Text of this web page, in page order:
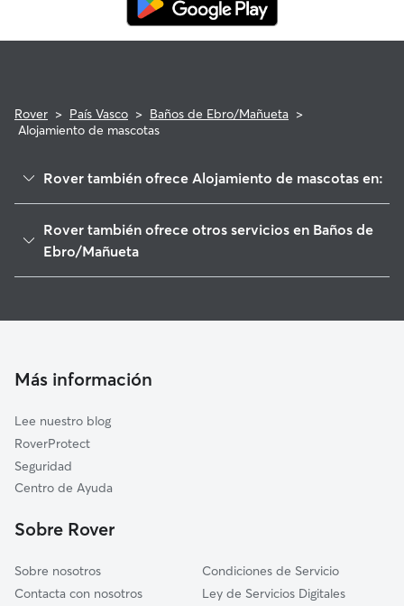
Rover > País Vasco > Baños de Ebro/Mañueta >
Alojamiento de mascotas
Rover también ofrece Alojamiento de mascotas en:
San Asensio
Cenicero
Laguardia
Uruñuela
Lapuebla de Labarca
Rover también ofrece otros servicios en Baños de
Ebro/Mañueta
Cuidadores a domicilio en Banos-De-Ebro-Manueta
Más información
Lee nuestro blog
RoverProtect
Seguridad
Centro de Ayuda
Sobre Rover
Sobre nosotros
Contacta con nosotros
Condiciones de Servicio
Ley de Servicios Digitales